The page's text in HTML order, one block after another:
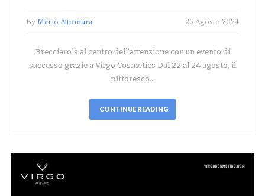
By Mario Altomura 26 Agosto 2024
Brecciarola al centro dell'attenzione con un evento di
successo grazie a Virgo Cosmetics Dal 22 al 24 agosto, il
pittoresco…
CONTINUE READING